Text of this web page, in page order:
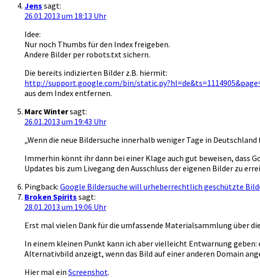
Jens sagt:
26.01.2013 um 18:13 Uhr
Idee:
Nur noch Thumbs für den Index freigeben.
Andere Bilder per robots.txt sichern.
Die bereits indizierten Bilder z.B. hiermit:
http://support.google.com/bin/
aus dem Index entfernen.
Marc Wintersagt:
26.01.2013 um 19:43 Uhr
„Wenn die neue Bildersuche innerhalb weniger Tage in
Immerhin könnt ihr dann bei einer Klage auch gut beweisen, dass
Updates bis zum Livegang den Ausschluss der eigenen Bilder zu
Pingback: Google Bildersuche will urheberrechtlich geschützte
Broken Spirits sagt:
28.01.2013 um 19:06 Uhr
Erst mal vielen Dank für die umfassende Materialsammlung über
In einem kleinen Punkt kann ich aber vielleicht Entwarnung geben:
Alternativbild anzeigt, wenn das Bild auf einer anderen Domain
Hier mal ein Screenshot.